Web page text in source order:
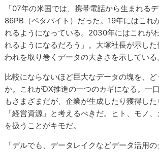
「07年の米国では、携帯電話から生まれる
86PB（ペタバイト）だった。19年にはこれ
れるようになっている。2030年にはこれが
れるようになるだろう」。大塚社長が示し
われを取り巻くデータの大きさを示している
比較にならないほど巨大なデータの塊を、ど
か。これがDX推進の一つのカギになる。一
もさまざまだが、企業が生成したり獲得し
「経営資源」と考えるべきだ。ヒト、モノ
を扱うことがキモだ。
「デルでも、データレイクなどデータ活用